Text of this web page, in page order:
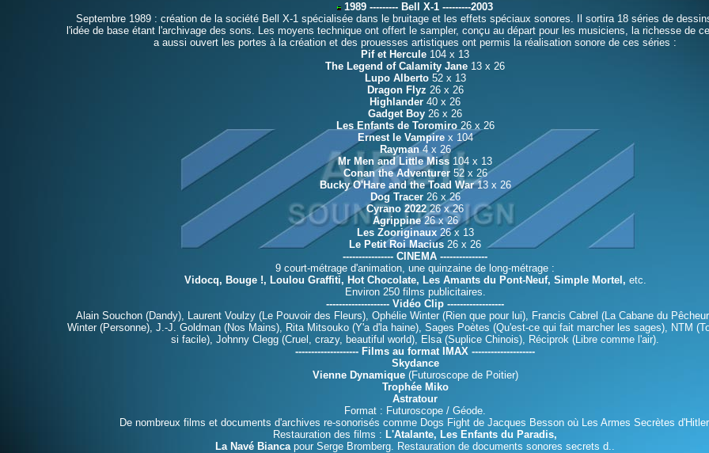
1989 --------- Bell X-1 ---------2003
Septembre 1989 : création de la société Bell X-1 spécialisée dans le bruitage et les effets spéciaux sonores. Il sortira 18 séries de
l'idée de base étant l'archivage des sons. Les moyens technique ont offert le sampler, conçu au départ pour les musiciens, la richesse de
a aussi ouvert les portes à la création et des prouesses artistiques ont permis la réalisation sonore de ces séries :
Pif et Hercule 104 x 13
The Legend of Calamity Jane 13 x 26
Lupo Alberto 52 x 13
Dragon Flyz 26 x 26
Highlander 40 x 26
Gadget Boy 26 x 26
Les Enfants de Toromiro 26 x 26
Ernest le Vampire x 104
Rayman4 x 26
Mr Men and Little Miss 104 x 13
Conan the Adventurer 52 x 26
Bucky O'Hare and the Toad War13 x 26
Dog Tracer 26 x 26
Cyrano 202226 x 26
Agrippine26 x 26
Les Zooriginaux 26 x 13
Le Petit Roi Macius 26 x 26
---------------- CINEMA ---------------
9 court-métrage d'animation, une quinzaine de long-métrage :
Vidocq, Bouge !, Loulou Graffiti, Hot Chocolate, Les Amants du Pont-Neuf, Simple Mortel, etc.
Environ 250 films publicitaires.
-------------------- Vidéo Clip ------------------
Alain Souchon (Dandy), Laurent Voulzy (Le Pouvoir des Fleurs), Ophélie Winter (Rien que pour lui), Francis Cabrel (La Cabane du
Winter (Personne), J.-J. Goldman (Nos Mains), Rita Mitsouko (Y'a d'la haine), Sages Poètes (Qu'est-ce qui fait marcher les sages), NTM
si facile), Johnny Clegg (Cruel, crazy, beautiful world), Elsa (Suplice Chinois), Réciprok (Libre comme l'air).
-------------------- Films au format IMAX --------------------
Skydance
Vienne Dynamique(Futuroscope de Poitier)
Trophée Miko
Astratour
Format : Futuroscope / Géode.
De nombreux films et documents d'archives re-sonorisés comme Dogs Fight de Jacques Besson où Les Armes Secrètes
Restauration des films : L'Atalante, Les Enfants du Paradis,
La Navé Biancapour Serge Bromberg. Restauration de documents sonores secrets d..